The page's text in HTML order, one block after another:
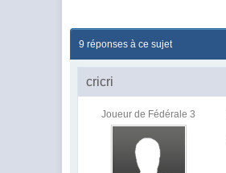
9 réponses à ce sujet
cricri
Joueur de Fédérale 3